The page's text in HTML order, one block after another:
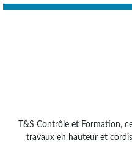
T&S Contrôle et Formation,
travaux en hauteur et